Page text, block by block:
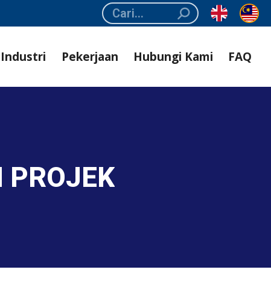
Search:
Industri Pekerjaan Hubungi Kami FAQ